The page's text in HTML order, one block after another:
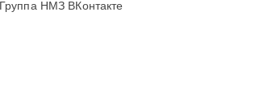
Группа НМЗ ВКонтакте